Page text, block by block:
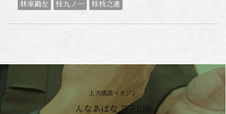
林家勘左 桂九ノ一 桂枝之進
上方落語マガジン
んなあほな WEB版